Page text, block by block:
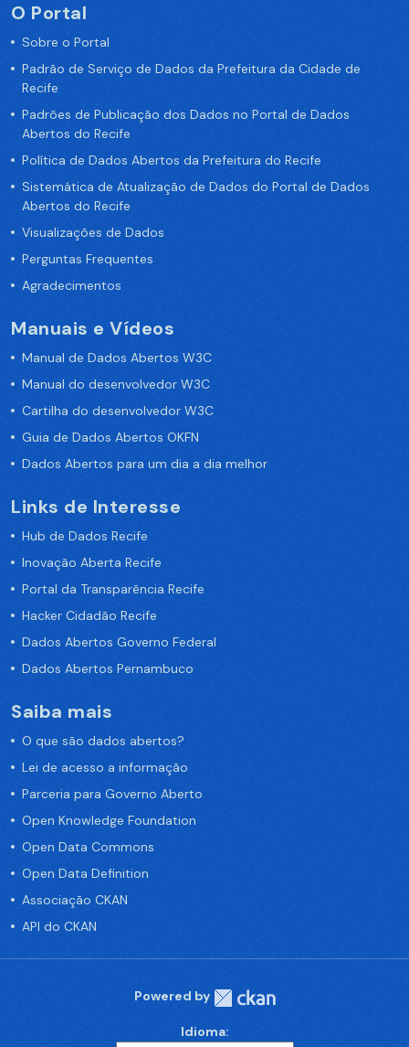
O Portal
Sobre o Portal
Padrão de Serviço de Dados da Prefeitura da Cidade de
Recife
Padrões de Publicação dos Dados no Portal de Dados
Abertos do Recife
Política de Dados Abertos da Prefeitura do Recife
Sistemática de Atualização de Dados do Portal de Dados
Abertos do Recife
Visualizações de Dados
Perguntas Frequentes
Agradecimentos
Manuais e Vídeos
Manual de Dados Abertos W3C
Manual do desenvolvedor W3C
Cartilha do desenvolvedor W3C
Guia de Dados Abertos OKFN
Dados Abertos para um dia a dia melhor
Links de Interesse
Hub de Dados Recife
Inovação Aberta Recife
Portal da Transparência Recife
Hacker Cidadão Recife
Dados Abertos Governo Federal
Dados Abertos Pernambuco
Saiba mais
O que são dados abertos?
Lei de acesso a informação
Parceria para Governo Aberto
Open Knowledge Foundation
Open Data Commons
Open Data Definition
Associação CKAN
API do CKAN
Powered by
Idioma